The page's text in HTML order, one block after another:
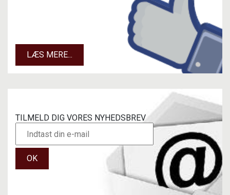
LÆS MERE...
TILMELD DIG VORES NYHEDSBREV
OK